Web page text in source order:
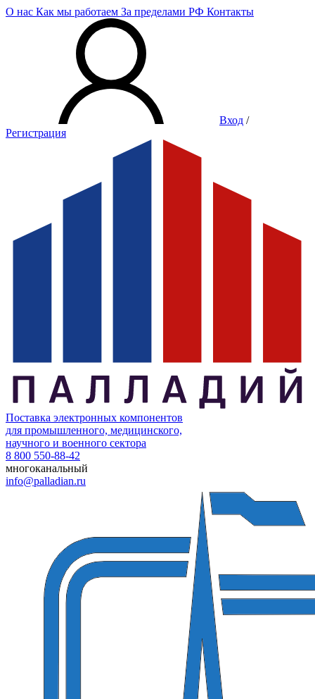
О нас Как мы работаем За пределами РФ Контакты
Вход /
Регистрация
Поставка электронных компонентов
для промышленного, медицинского,
научного и военного сектора
8 800 550-88-42
многоканальный
info@palladian.ru